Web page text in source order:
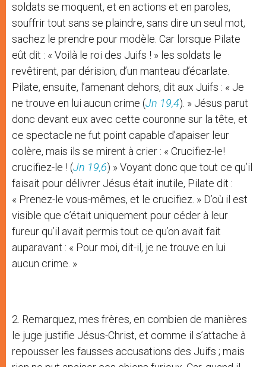
soldats se moquent, et en actions et en paroles,
souffrir tout sans se plaindre, sans dire un seul mot,
sachez le prendre pour modèle. Car lorsque Pilate
eût dit : « Voilà le roi des Juifs ! » les soldats le
revêtirent, par dérision, d’un manteau d’écarlate.
Pilate, ensuite, l’amenant dehors, dit aux Juifs : « Je
ne trouve en lui aucun crime (Jn 19,4). » Jésus parut
donc devant eux avec cette couronne sur la tête, et
ce spectacle ne fut point capable d’apaiser leur
colère, mais ils se mirent à crier : « Crucifiez-le!
crucifiez-le ! (Jn 19,6) » Voyant donc que tout ce qu’il
faisait pour délivrer Jésus était inutile, Pilate dit :
« Prenez-le vous-mêmes, et le crucifiez. » D’où il est
visible que c’était uniquement pour céder à leur
fureur qu’il avait permis tout ce qu’on avait fait
auparavant : « Pour moi, dit-il, je ne trouve en lui
aucun crime. »
2. Remarquez, mes frères, en combien de manières
le juge justifie Jésus-Christ, et comme il s’attache à
repousser les fausses accusations des Juifs ; mais